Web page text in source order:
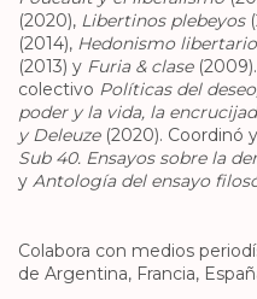
(2020), Libertinos plebeyos
(2014), Hedonismo libertario
(2013) y Furia & clase
colectivo Políticas del
poder y la vida, la
y Deleuze(2020). Coordinó
Sub 40. Ensayos sobre la
y Antología del ensayo
Colabora con medios
de Argentina, Francia,